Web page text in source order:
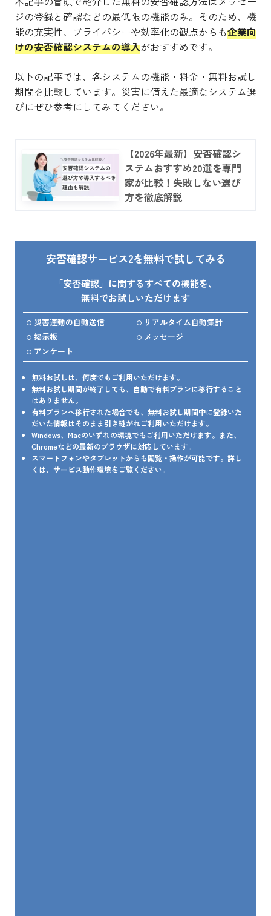
ジの登録と確認などの最低限の機能のみ。そのため、機
能の充実性、プライバシーや効率化の観点からも企業向
けの安否確認システムの導入がおすすめです。
以下の記事では、各システムの機能・料金・無料お試し
期間を比較しています。災害に備えた最適なシステム選
びにぜひ参考にしてみてください。
【2026年最新】安否確認シ
ステムおすすめ20選を専門
家が比較！失敗しない選び
方を徹底解説
安否確認サービス2を無料で試してみる
「安否確認」に関するすべての機能を、
無料でお試しいただけます
災害連動の自動送信
リアルタイム自動集計
掲示板
メッセージ
アンケート
無料お試しは、何度でもご利用いただけます。
無料お試し期間が終了しても、自動で有料プランに移行すること
はありません。
有料プランへ移行された場合でも、無料お試し期間中に登録いた
だいた情報はそのまま引き継がれご利用いただけます。
Windows、Macのいずれの環境でもご利用いただけます。また、
Chromeなどの最新のブラウザに対応しています。
スマートフォンやタブレットからも閲覧・操作が可能です。詳し
くは、サービス動作環境をご覧ください。